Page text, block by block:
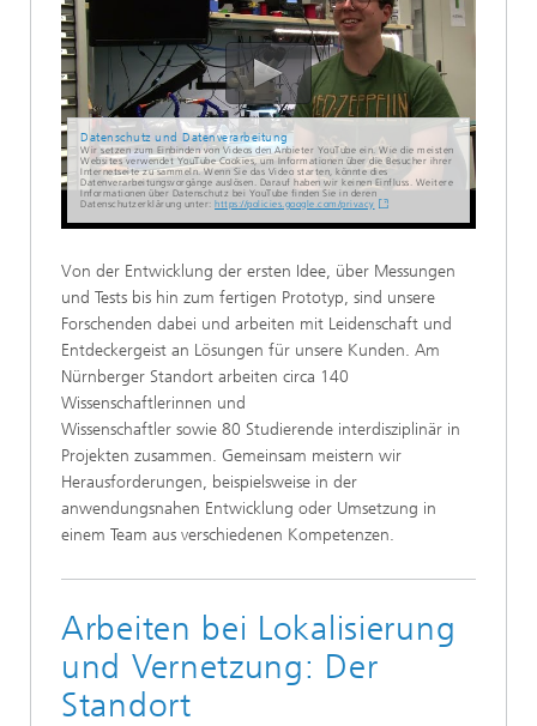
Datenschutz und Datenverarbeitung
Wir setzen zum Einbinden von Videos den Anbieter YouTube ein. Wie die meisten
Websites verwendet YouTube Cookies, um Informationen über die Besucher ihrer
Internetseite zu sammeln. Wenn Sie das Video starten, könnte dies
Datenverarbeitungsvorgänge auslösen. Darauf haben wir keinen Einfluss. Weitere
Informationen über Datenschutz bei YouTube finden Sie in deren
Datenschutzerklärung unter: https://policies.google.com/privacy
Von der Entwicklung der ersten Idee, über Messungen
und Tests bis hin zum fertigen Prototyp, sind unsere
Forschenden dabei und arbeiten mit Leidenschaft und
Entdeckergeist an Lösungen für unsere Kunden. Am
Nürnberger Standort arbeiten circa 140
Wissenschaftlerinnen und
Wissenschaftler sowie 80 Studierende interdisziplinär in
Projekten zusammen. Gemeinsam meistern wir
Herausforderungen, beispielsweise in der
anwendungsnahen Entwicklung oder Umsetzung in
einem Team aus verschiedenen Kompetenzen.
Arbeiten bei Lokalisierung
und Vernetzung: Der
Standort